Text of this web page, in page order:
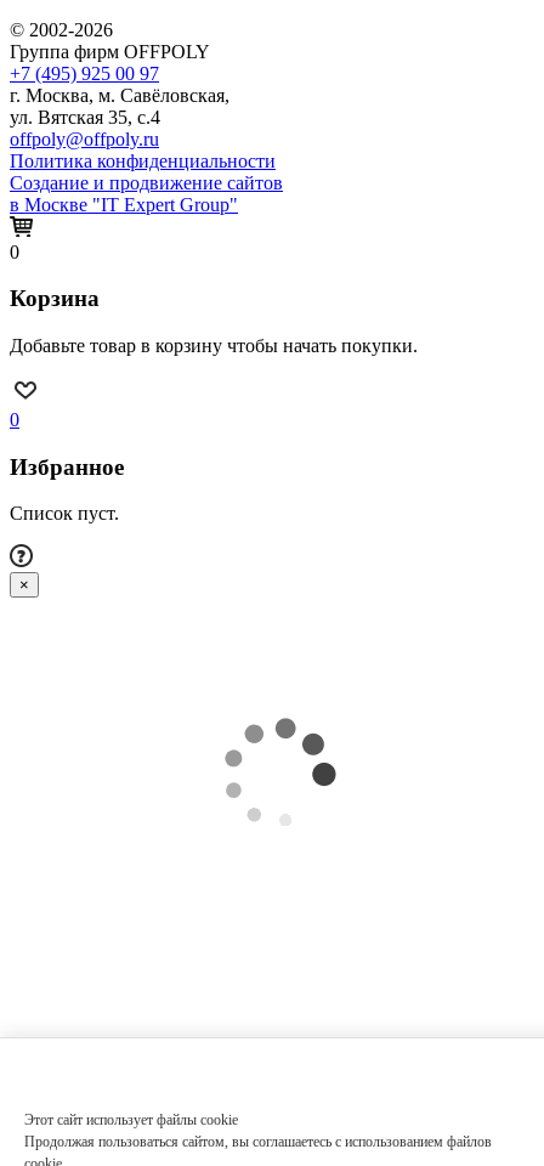
© 2002-2026
Группа фирм OFFPOLY
+7 (495) 925 00 97
г. Москва, м. Савёловская,
ул. Вятская 35, с.4
offpoly@offpoly.ru
Политика конфиденциальности
Создание и продвижение сайтов
в Москве "IT Expert Group"
Этот сайт использует файлы cookie
Продолжая пользоваться сайтом, вы соглашаетесь с использованием файлов
0
Корзина
Добавьте товар в корзину чтобы начать покупки.
0
Избранное
Список пуст.
×